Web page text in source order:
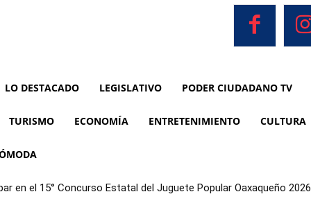
LO DESTACADO LEGISLATIVO PODER CIUDADANO TV
TURISMO ECONOMÍA ENTRETENIMIENTO CULTURA
en el 15° Concurso Estatal del Juguete Popular Oaxaqueño 2026